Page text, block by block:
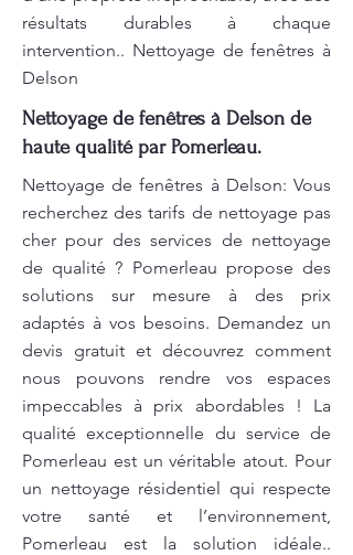
résultats durables à chaque
intervention.. Nettoyage de fenêtres à
Delson
Nettoyage de fenêtres à Delson de
haute qualité par Pomerleau.
Nettoyage de fenêtres à Delson: Vous
recherchez des tarifs de nettoyage pas
cher pour des services de nettoyage
de qualité ? Pomerleau propose des
solutions sur mesure à des prix
adaptés à vos besoins. Demandez un
devis gratuit et découvrez comment
nous pouvons rendre vos espaces
impeccables à prix abordables ! La
qualité exceptionnelle du service de
Pomerleau est un véritable atout. Pour
un nettoyage résidentiel qui respecte
votre santé et l’environnement,
Pomerleau est la solution idéale..